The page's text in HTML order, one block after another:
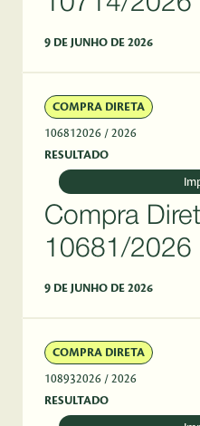
9 DE JUNHO DE 2026
COMPRA DIRETA
106812026 / 2026
RESULTADO
Compra
10681/2026
9 DE JUNHO DE 2026
COMPRA DIRETA
108932026 / 2026
RESULTADO